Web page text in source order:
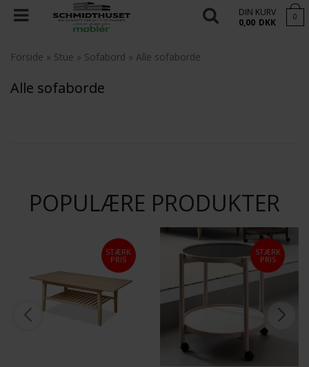
DIN KURV
0,00 DKK 0
Forside » Stue » Sofabord » Alle sofaborde
Alle sofaborde
POPULÆRE PRODUKTER
STÆRK
PRIS
STÆRK
PRIS